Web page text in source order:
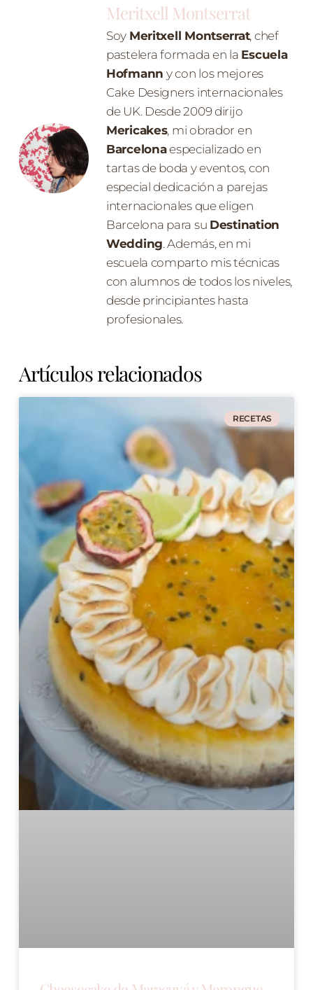
Meritxell Montserrat
Soy Meritxell Montserrat, chef
pastelera formada en la Escuela
Hofmann y con los mejores
Cake Designers internacionales
de UK. Desde 2009 dirijo
Mericakes, mi obrador en
Barcelonaespecializado en
tartas de boda y eventos, con
especial dedicación a parejas
internacionales que eligen
Barcelona para su Destination
Wedding. Además, en mi
escuela comparto mis técnicas
con alumnos de todos los niveles,
desde principiantes hasta
profesionales.
Artículos relacionados
RECETAS